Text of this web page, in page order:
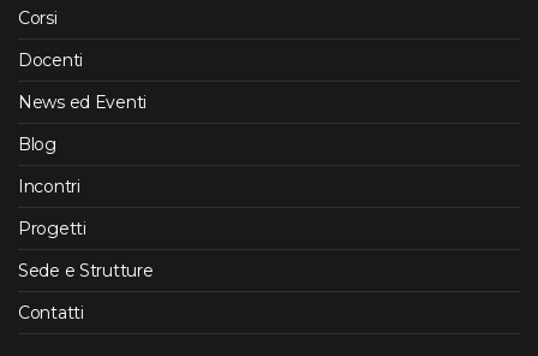
Corsi
Docenti
News ed Eventi
Blog
Incontri
Progetti
Sede e Strutture
Contatti